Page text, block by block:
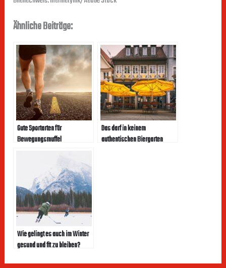
Ähnliche Beiträge:
Gute Sportarten für
Bewegungsmuffel
Das darf in keinem
authentischen Biergarten
Wie gelingt es auch im Winter
gesund und fit zu bleiben?